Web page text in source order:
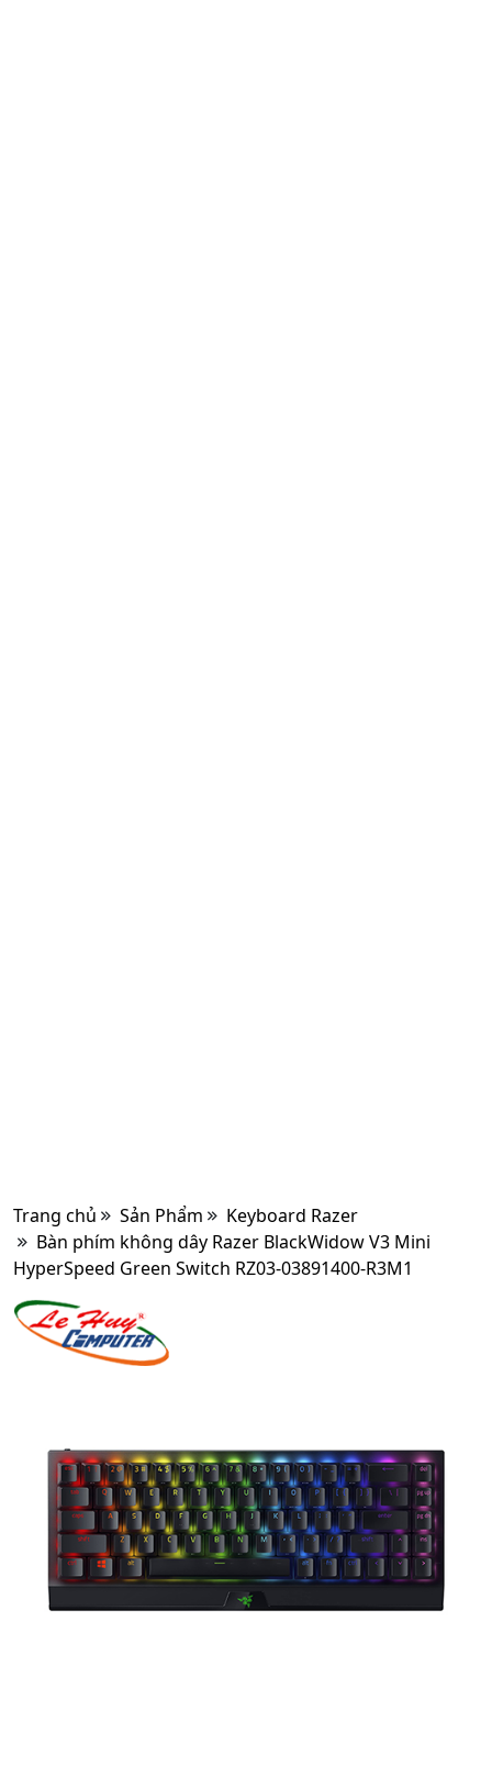
Trang chủ Sản Phẩm
Keyboard Razer
Bàn phím không dây Razer BlackWidow V3 Mini
HyperSpeed Green Switch RZ03-03891400-R3M1